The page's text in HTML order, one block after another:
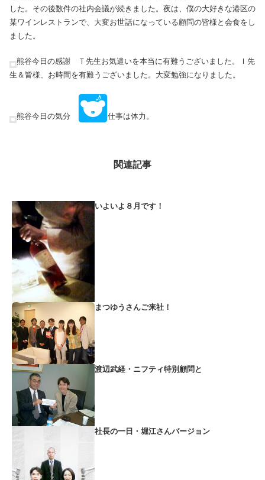
した。その後数件の社内会議が続きました。夜は、僕の大好きな港区の
某ワインレストランで、大変お世話になっている顧問の皆様と会食をし
ました。
熊谷今日の感謝 Ｔ先生お気遣いを本当に有難うございました。Ｉ先
生＆皆様、お時間を有難うございました。大変勉強になりました。
熊谷今日の気分 仕事は体力。
関連記事
いよいよ８月です！
まつゆうさんご来社！
渡辺武経・ニフティ特別顧問と
社長の一日・堀江さんバージョン